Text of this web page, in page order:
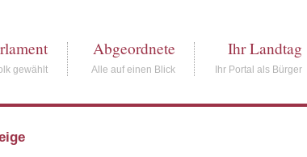
gewählt
Abgeordnete
Alle auf einen Blick
Ihr Landtag
Ihr Portal als Bürger